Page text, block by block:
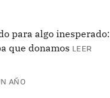
para algo inesperado:
que donamos LEER
AÑO